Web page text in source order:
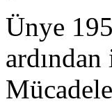
Ünye